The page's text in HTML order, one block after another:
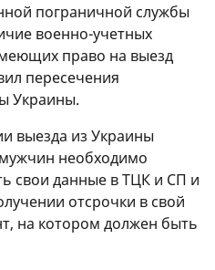
пограничной службы
военно-учетных
право на выезд
пересечения
Украины.
выезда из Украины
необходимо
свои данные в ТЦК и СП и
отсрочки в свой
на котором должен быть